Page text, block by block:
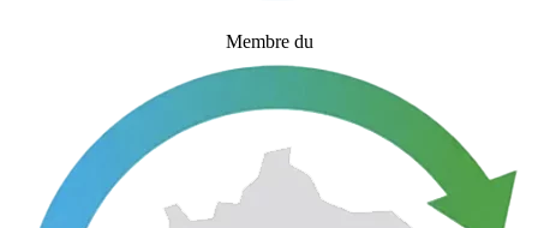
Membre du